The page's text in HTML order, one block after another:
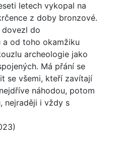
letech vykopal na
z doby bronzové.
do
a od toho okamžiku
archeologie jako
Má přání se
se všemi, kteří zavítají
náhodou, potom
nejraději i vždy s